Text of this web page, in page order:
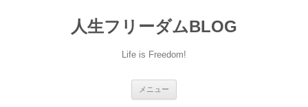
人生フリーダムBLOG
Life is Freedom!
メニュー